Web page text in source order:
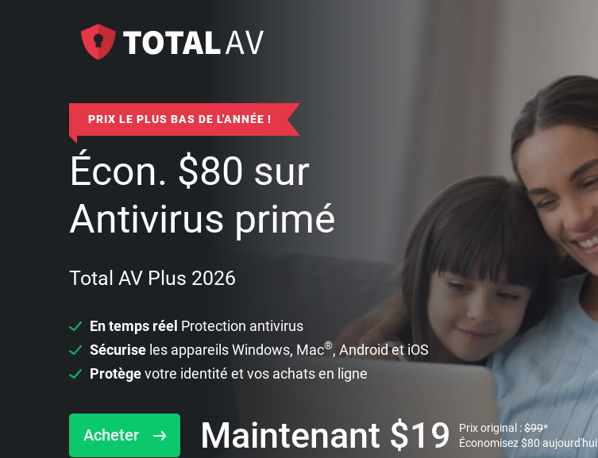
PRIX LE PLUS BAS DE L'ANNÉE !
Écon. $80 sur
Antivirus primé
Total AV Plus 2026
En temps réel Protection antivirus
Sécurise les appareils Windows, Mac®, Android et iOS
Protègevotre identité et vos achats en ligne
Acheter Maintenant $19 Prix original :$99*
Économisez$80 aujourd'hui